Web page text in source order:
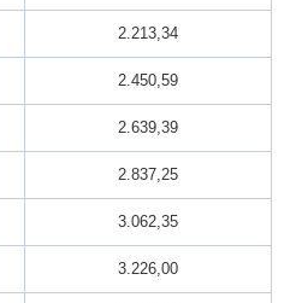
2.213,34
2.450,59
2.639,39
2.837,25
3.062,35
3.226,00